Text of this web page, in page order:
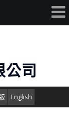
公司
English